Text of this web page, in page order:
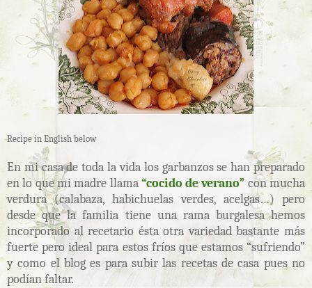
Recipe in English below
En mi casa de toda la vida los garbanzos se han preparado
en lo que mi madre llama “cocido de verano” con mucha
verdura (calabaza, habichuelas verdes, acelgas…) pero
desde que la familia tiene una rama burgalesa hemos
incorporado al recetario ésta otra variedad bastante más
fuerte pero ideal para estos fríos que estamos “sufriendo”
y como el blog es para subir las recetas de casa pues no
podían faltar.